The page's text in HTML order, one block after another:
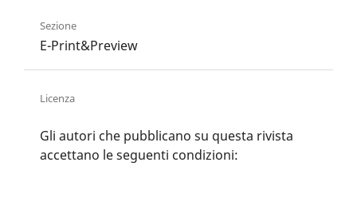
Sezione
E-Print&Preview
Licenza
Gli autori che pubblicano su questa rivista
accettano le seguenti condizioni: